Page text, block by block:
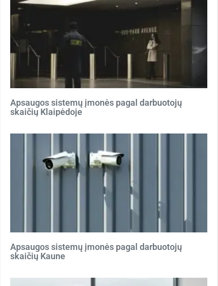
Apsaugos sistemų įmonės pagal darbuotojų
skaičių Klaipėdoje
Apsaugos sistemų įmonės pagal darbuotojų
skaičių Kaune